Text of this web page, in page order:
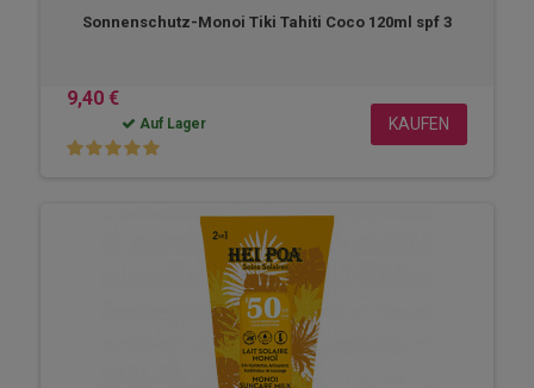
Sonnenschutz-Monoi Tiki Tahiti Coco 120ml spf 3
9,40 €
Auf Lager KAUFEN